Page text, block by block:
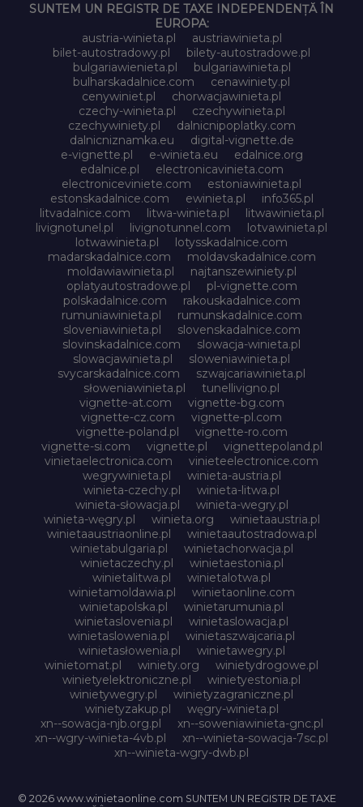
SUNTEM UN REGISTR DE TAXE INDEPENDENȚĂ ÎN
EUROPA:
austria-winieta.pl
austriawinieta.pl
bilet-autostradowy.pl
bilety-autostradowe.pl
bulgariawienieta.pl
bulgariawinieta.pl
bulharskadalnice.com
cenawiniety.pl
cenywiniet.pl
chorwacjawinieta.pl
czechy-winieta.pl
czechywinieta.pl
czechywiniety.pl
dalnicnipoplatky.com
dalnicniznamka.eu
digital-vignette.de
e-vignette.pl
e-winieta.eu
edalnice.org
edalnice.pl
electronicavinieta.com
electroniceviniete.com
estoniawinieta.pl
estonskadalnice.com
ewinieta.pl
info365.pl
litvadalnice.com
litwa-winieta.pl
litwawinieta.pl
livignotunel.pl
livignotunnel.com
lotvawinieta.pl
lotwawinieta.pl
lotysskadalnice.com
madarskadalnice.com
moldavskadalnice.com
moldawiawinieta.pl
najtanszewiniety.pl
oplatyautostradowe.pl
pl-vignette.com
polskadalnice.com
rakouskadalnice.com
rumuniawinieta.pl
rumunskadalnice.com
sloveniawinieta.pl
slovenskadalnice.com
slovinskadalnice.com
slowacja-winieta.pl
slowacjawinieta.pl
sloweniawinieta.pl
svycarskadalnice.com
szwajcariawinieta.pl
słoweniawinieta.pl
tunellivigno.pl
vignette-at.com
vignette-bg.com
vignette-cz.com
vignette-pl.com
vignette-poland.pl
vignette-ro.com
vignette-si.com
vignette.pl
vignettepoland.pl
vinietaelectronica.com
vinieteelectronice.com
wegrywinieta.pl
winieta-austria.pl
winieta-czechy.pl
winieta-litwa.pl
winieta-słowacja.pl
winieta-wegry.pl
winieta-węgry.pl
winieta.org
winietaaustria.pl
winietaaustriaonline.pl
winietaautostradowa.pl
winietabulgaria.pl
winietachorwacja.pl
winietaczechy.pl
winietaestonia.pl
winietalitwa.pl
winietalotwa.pl
winietamoldawia.pl
winietaonline.com
winietapolska.pl
winietarumunia.pl
winietaslovenia.pl
winietaslowacja.pl
winietaslowenia.pl
winietaszwajcaria.pl
winietasłowenia.pl
winietawegry.pl
winietomat.pl
winiety.org
winietydrogowe.pl
winietyelektroniczne.pl
winietyestonia.pl
winietywegry.pl
winietyzagraniczne.pl
winietyzakup.pl
węgry-winieta.pl
xn--sowacja-njb.org.pl
xn--soweniawinieta-gnc.pl
xn--wgry-winieta-4vb.pl
xn--winieta-sowacja-7sc.pl
xn--winieta-wgry-dwb.pl
© 2026 www.winietaonline.com SUNTEM UN REGISTR DE TAXE